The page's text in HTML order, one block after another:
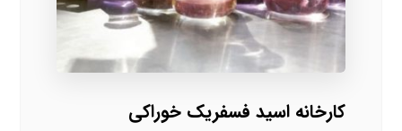
کارخانه اسید فسفریک خوراکی